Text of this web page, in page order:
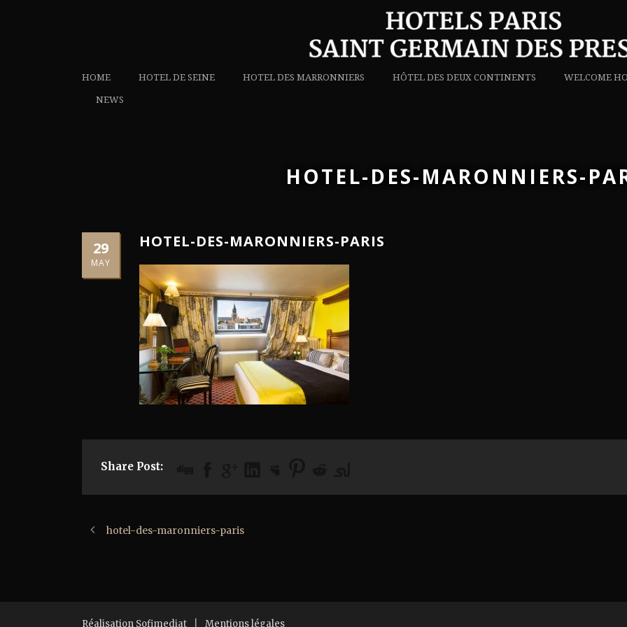
HOME HOTEL DE SEINE HOTEL DES MARRONNIERS HÔTEL DES DEUX CONTINENTS WELCOME
NEWS
HOTEL-DES-MARONNIERS-
29
MAY
HOTEL-DES-MARONNIERS-PARIS
Share Post:
hotel-des-maronniers-paris
Réalisation Sofimediat Mentions légales